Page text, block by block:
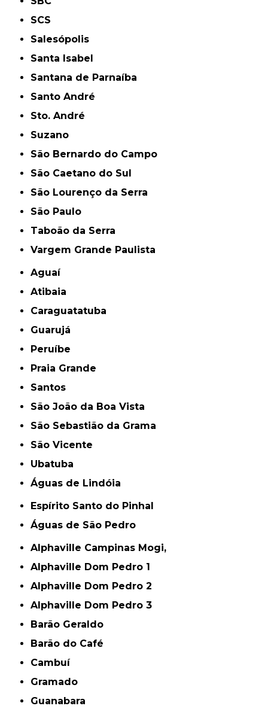
SCS
Salesópolis
Santa Isabel
Santana de Parnaíba
Santo André
Sto. André
Suzano
São Bernardo do Campo
São Caetano do Sul
São Lourenço da Serra
São Paulo
Taboão da Serra
Vargem Grande Paulista
Aguaí
Atibaia
Caraguatatuba
Guarujá
Peruíbe
Praia Grande
Santos
São João da Boa Vista
São Sebastião da Grama
São Vicente
Ubatuba
Águas de Lindóia
Espírito Santo do Pinhal
Águas de São Pedro
Alphaville Campinas Mogi,
Alphaville Dom Pedro 1
Alphaville Dom Pedro 2
Alphaville Dom Pedro 3
Barão Geraldo
Barão do Café
Cambuí
Gramado
Guanabara